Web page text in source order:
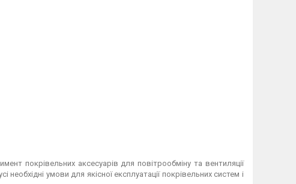
покрівельних аксесуарів для повітрообміну та вентиляції
необхідні умови для якісної експлуатації покрівельних систем і